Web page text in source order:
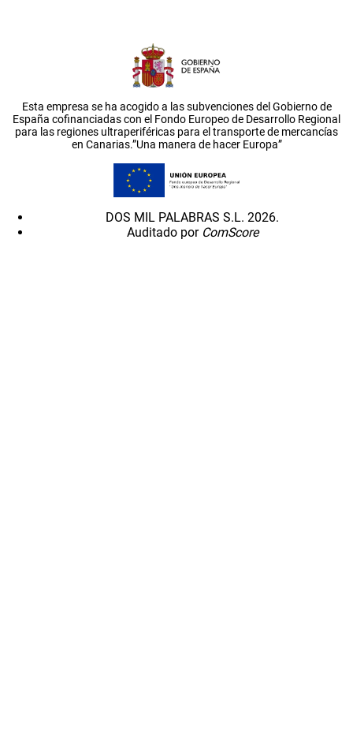
Esta empresa se ha acogido a las subvenciones del Gobierno de
España cofinanciadas con el Fondo Europeo de Desarrollo Regional
para las regiones ultraperiféricas para el transporte de mercancías
en Canarias.”Una manera de hacer Europa”
DOS MIL PALABRAS S.L. 2026.
Auditado por ComScore